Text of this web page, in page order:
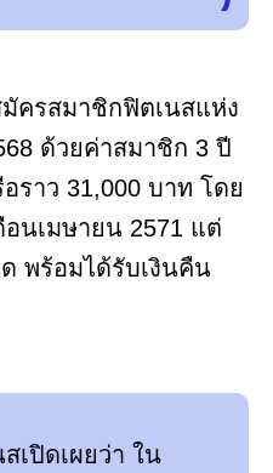
ครสมาชิกฟิตเนสแห่ง
ด้วยค่าสมาชิก 3 ปี
ราว 31,000 บาท โดย
นเมษายน 2571 แต่
พร้อมได้รับเงินคืน
เปิดเผยว่า ใน